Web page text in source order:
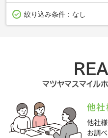
絞り込み条件： なし
マツヤマスマイル
他
他社
お調